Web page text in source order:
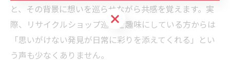
と、その背景に想いを巡らせながら共感を覚えます。実
際、リサイクルショップ巡りを趣味にしている方からは
「思いがけない発見が日常に彩りを添えてくれる」とい
う声も少なくありません。
お気軽にお問い合わせください